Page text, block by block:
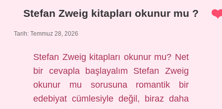
sürüyor
Stefan Zweig kitapları okunur mu ?
Tarih: Temmuz 28, 2026
Stefan Zweig kitapları okunur mu? Net
bir cevapla başlayalım Stefan Zweig
okunur mu sorusuna romantik bir
edebiyat cümlesiyle değil, biraz daha